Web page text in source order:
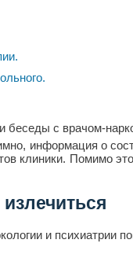
беседы с врачом-
информация о
клиники. Помимо
и психиатрии